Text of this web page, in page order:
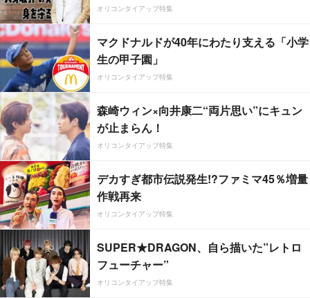
オリコンタイアップ特集
マクドナルドが40年にわたり支える「小学
生の甲子園」
オリコンタイアップ特集
森崎ウィン×向井康二“両片思い”にキュン
が止まらん！
オリコンタイアップ特集
デカすぎ都市伝説発生!?ファミマ45％増量
作戦再来
オリコンタイアップ特集
SUPER★DRAGON、自ら描いた”レトロ
フューチャー”
オリコンタイアップ特集